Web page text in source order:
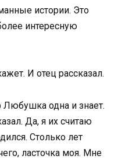
истории. Это
интересную
И отец рассказал.
Любушка одна и знает.
Да, я их считаю
Столько лет
ласточка моя. Мне